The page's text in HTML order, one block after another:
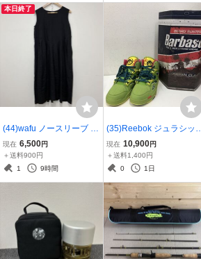
パ 37961090855
本日終了
(44)wafu ノースリーブ ワ
ンピース リネン 静かな主
張 余韻を残す 鍵盤タック
ワンピース ブラック 麻10
現在 6,500円
＋送料900円
1
9時間
(35)Reebok ジュラシック
パーク ポンプ オムニ ゾー
ン II 27.5cm GY0549 Jura
ssic Park Pump Omni Zon
0941905
現在 10,900円
＋送料1,400円
0
1日